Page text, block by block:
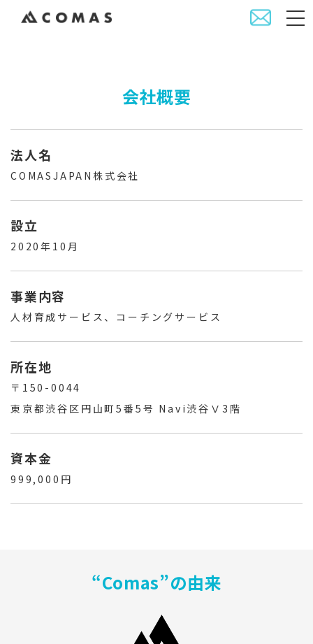
会社概要
法人名
COMASJAPAN株式会社
設立
2020年10月
事業内容
人材育成サービス、コーチングサービス
所在地
〒150-0044
東京都渋谷区円山町5番5号 Navi渋谷Ⅴ3階
資本金
999,000円
“Comas”の由来